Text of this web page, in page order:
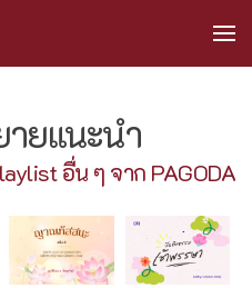
ายแนะนำ
อื่น ๆ จาก PAGODA